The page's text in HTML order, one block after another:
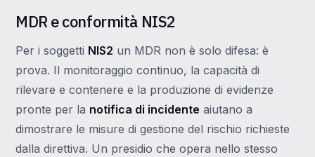
MDR e conformità NIS2
Per i soggetti NIS2 un MDR non è solo difesa: è
prova. Il monitoraggio continuo, la capacità di
rilevare e contenere e la produzione di evidenze
pronte per la notifica di incidente aiutano a
dimostrare le misure di gestione del rischio richieste
dalla direttiva. Un presidio che opera nello stesso